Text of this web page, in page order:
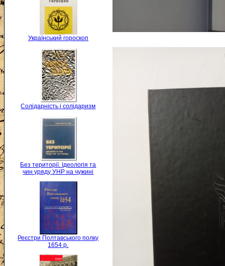
Український гороскоп
Солідарність і солідаризм
Без території. Ідеологія та
чин уряду УНР на чужині
Реєстри Полтавського полку
1654 р.